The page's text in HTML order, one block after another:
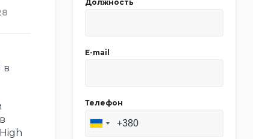
в
Должность
E-mail
Телефон